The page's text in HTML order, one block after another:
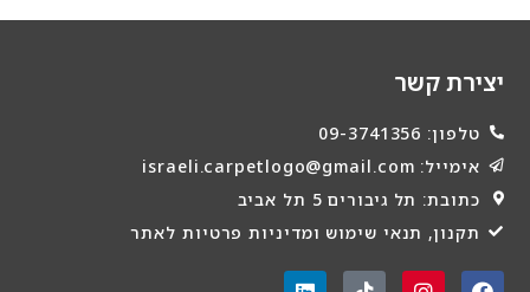
יצירת קשר
טלפון: 09-3741356
אימייל: israeli.carpetlogo@gmail.com
כתובת: תל גיבורים 5 תל אביב
תקנון, תנאי שימוש ומדיניות פרטיות לאתר